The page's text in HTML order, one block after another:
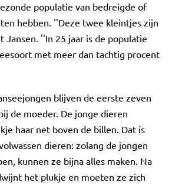
populatie van bedreigde of
hebben. ''Deze twee kleintjes zijn
Jansen. ''In 25 jaar is de populatie
met meer dan tachtig procent
blijven de eerste zeven
de moeder. De jonge dieren
haar net boven de billen. Dat is
dieren: zolang de jongen
kunnen ze bijna alles maken. Na
het plukje en moeten ze zich